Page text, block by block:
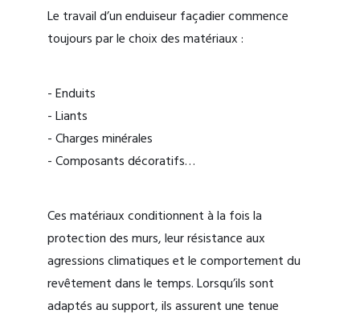
Le travail d’un enduiseur façadier commence
toujours par le choix des matériaux :
- Enduits
- Liants
- Charges minérales
- Composants décoratifs…
Ces matériaux conditionnent à la fois la
protection des murs, leur résistance aux
agressions climatiques et le comportement du
revêtement dans le temps. Lorsqu’ils sont
adaptés au support, ils assurent une tenue